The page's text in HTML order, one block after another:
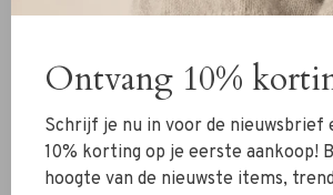
Shoes
Jewelry
Accessoires
SALE
Ontvang 10%
Schrijf je nu in voor de nieuwsbrief
10% korting op je eerste aankoop!
hoogte van de nieuwste items,